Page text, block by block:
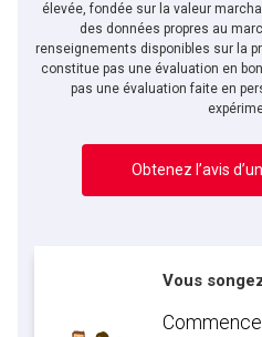
élevée, fondée sur la valeur
des données propres au
renseignements disponibles sur la
constitue pas une évaluation en
pas une évaluation faite en
Obtenez l’avis
Vous